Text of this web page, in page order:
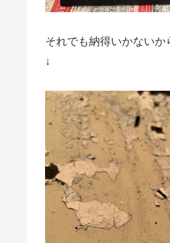
それでも納得いかないか
↓